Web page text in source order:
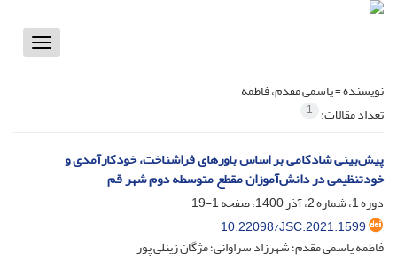
Toggle
نویسنده =یاسمی مقدم، فاطمه
تعداد مقالات: 1
پیش‌بینی شادکامی بر اساس باورهای فراشناخت، خودکارآمدی و
خودتنظیمی در دانش‌آموزان مقطع متوسطه دوم شهر قم
دوره 1، شماره 2، آذر 1400، صفحه
1-19
10.22098/JSC.2021.1599
فاطمه یاسمی مقدم؛ شهرزاد سراوانی؛ مژگان زینلی پور